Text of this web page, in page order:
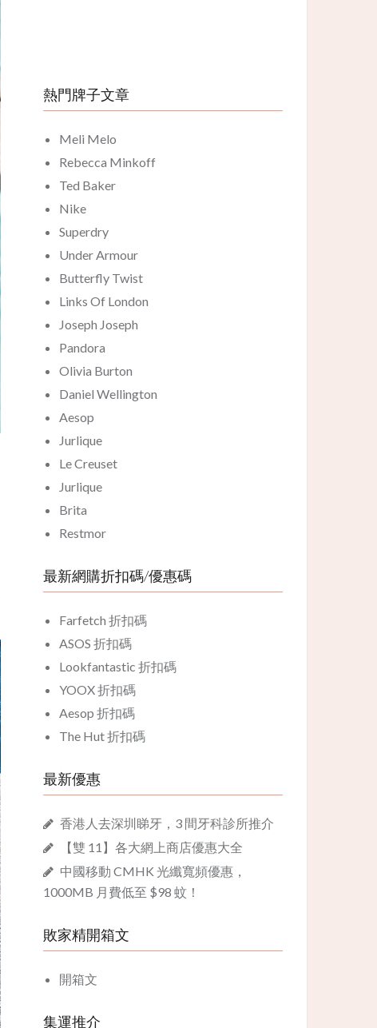
熱門牌子文章
Meli Melo
Rebecca Minkoff
Ted Baker
Nike
Superdry
Under Armour
Butterfly Twist
Links Of London
Joseph Joseph
Pandora
Olivia Burton
Daniel Wellington
Aesop
Jurlique
Le Creuset
Jurlique
Brita
Restmor
最新網購折扣碼/優惠碼
Farfetch 折扣碼
ASOS 折扣碼
Lookfantastic 折扣碼
YOOX 折扣碼
Aesop 折扣碼
The Hut 折扣碼
最新優惠
香港人去深圳睇牙，3 間牙科診所推介
【雙 11】各大網上商店優惠大全
中國移動 CMHK 光纖寬頻優惠，
1000MB 月費低至 $98 蚊！
敗家精開箱文
開箱文
集運推介